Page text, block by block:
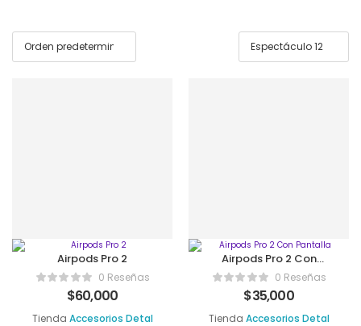
Airpods Pro 2
0 Reseñas
$60,000
Tienda Accesorios Detal
Airpods Pro 2 Con
Pantalla0 Reseñas
$35,000
Tienda Accesorios Detal